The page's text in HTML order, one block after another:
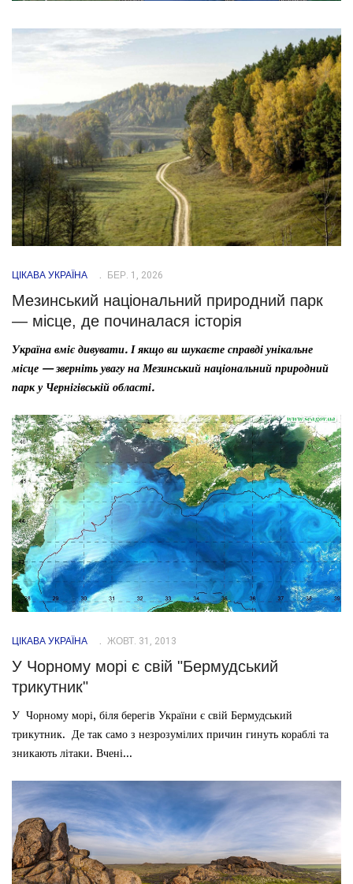
ЦІКАВА УКРАЇНА БЕР. 1, 2026
Мезинський національний природний парк
— місце, де починалася історія
Україна вміє дивувати. І якщо ви шукаєте справді унікальне
місце — зверніть увагу на Мезинський національний природний
парк у Чернігівській області.
ЦІКАВА УКРАЇНА ЖОВТ. 31, 2013
У Чорному морі є свій "Бермудський
трикутник"
У Чорному морі, біля берегів України є свій Бермудський
трикутник. Де так само з незрозумілих причин гинуть кораблі та
зникають літаки. Вчені...